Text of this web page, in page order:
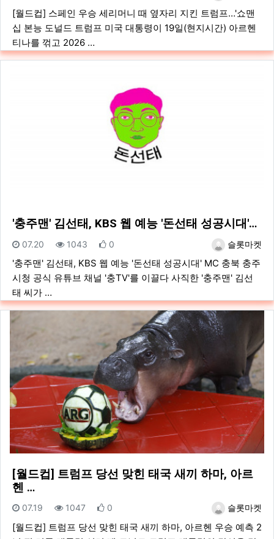
[월드컵] 스페인 우승 세리머니 때 옆자리 지킨 트럼프…'쇼맨
십 본능 도널드 트럼프 미국 대통령이 19일(현지시간) 아르헨
티나를 꺾고 2026 …
'충주맨' 김선태, KBS 웹 예능 '돈선태 성공시대'…
등록자슬롯마켓
등록일
07.20 조회
1043 추천
0
'충주맨' 김선태, KBS 웹 예능 '돈선태 성공시대' MC 충북 충주
시청 공식 유튜브 채널 '충TV'를 이끌다 사직한 '충주맨' 김선
태 씨가 …
[월드컵] 트럼프 당선 맞힌 태국 새끼 하마, 아르
헨 …
등록자슬롯마켓
등록일
07.19 조회
1047 추천
0
[월드컵] 트럼프 당선 맞힌 태국 새끼 하마, 아르헨 우승 예측 2